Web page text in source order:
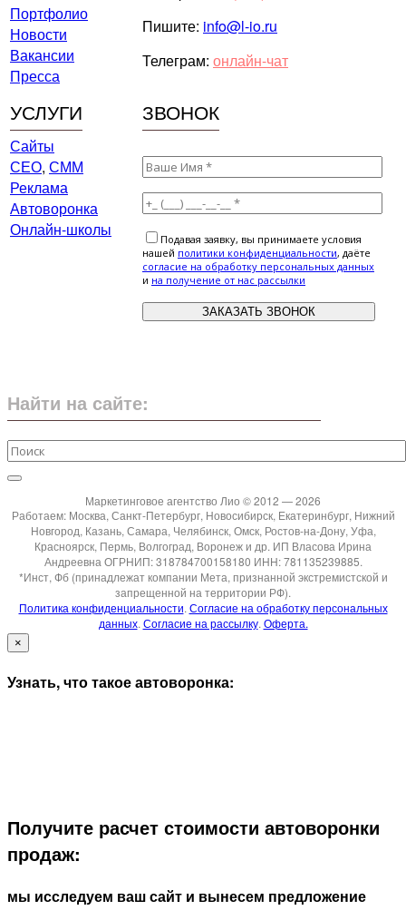
Портфолио
Новости
Вакансии
Пресса
Пишите: info@l-io.ru
Телеграм: онлайн-чат
УСЛУГИ ЗВОНОК
Сайты
СЕО, СММ
Реклама
Автоворонка
Онлайн-школы
Подавая заявку, вы принимаете условия
нашей политики конфиденциальности, даёте
cогласие на обработку персональных данных
и на получение от нас рассылки
Найти на сайте:
Маркетинговое агентство Лио © 2012 — 2026
Работаем: Москва, Санкт-Петербург, Новосибирск, Екатеринбург, Нижний
Новгород, Казань, Самара, Челябинск, Омск, Ростов-на-Дону, Уфа,
Красноярск, Пермь, Волгоград, Воронеж и др. ИП Власова Ирина
Андреевна ОГРНИП: 318784700158180 ИНН: 781135239885.
*Инст, Фб (принадлежат компании Мета, признанной экстремистской и
запрещенной на территории РФ).
Политика конфиденциальности. Согласие на обработку персональных
данных. Согласие на рассылку. Оферта.
×
Узнать, что такое автоворонка:
Получите расчет стоимости автоворонки
продаж:
мы исследуем ваш сайт и вынесем предложение